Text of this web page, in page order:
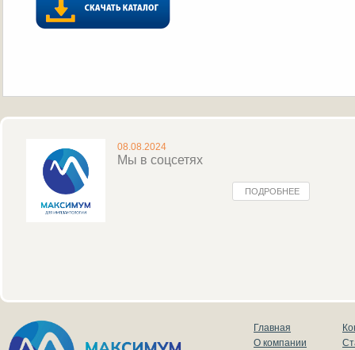
08.08.2024
Мы в соцсетях
ПОДРОБНЕЕ
Главная
О компании